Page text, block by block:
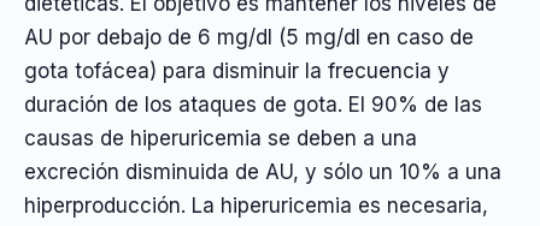
AU por debajo de 6 mg/dl (5 mg/dl en caso de
gota tofácea) para disminuir la frecuencia y
duración de los ataques de gota. El 90% de las
causas de hiperuricemia se deben a una
excreción disminuida de AU, y sólo un 10% a una
hiperproducción. La hiperuricemia es necesaria,